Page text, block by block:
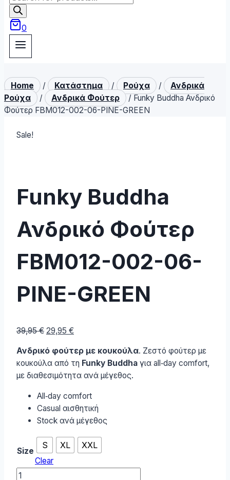
search
0
Home / Κατάστημα / Ρούχα /
Ανδρικά
Ρούχα
/ Ανδρικά Φούτερ / Funky Buddha Ανδρικό
Φούτερ FBM012-002-06-PINE-GREEN
Sale!
Funky Buddha
Ανδρικό Φούτερ
FBM012-002-06-
PINE-GREEN
39,95€ Original
was:
39,95 €.
29,95 €Current
is:
29,95 €.
Ανδρικό φούτερ με κουκούλα. Ζεστό φούτερ με
κουκούλα από τη Funky Buddha για all‑day comfort,
με διαθεσιμότητα ανά μέγεθος.
All‑day comfort
Casual αισθητική
Stock ανά μέγεθος
Size
S XL XXL
Clear
Funky